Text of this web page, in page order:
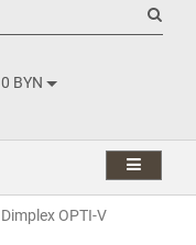
BYN
OPTI-V